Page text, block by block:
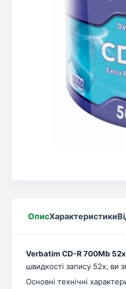
ОписХарактеристики
Verbatim CD-R 700Mb
швидкості запису 52x, ви
Основні технічні